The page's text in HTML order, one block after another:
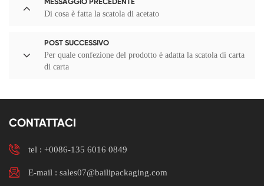
MESSAGGIO PRECEDENTE
Di cosa è fatta la scatola di acetato
POST SUCCESSIVO
Per quale confezione del prodotto è adatta la scatola di carta
di carta
CONTATTACI
tel : +0086-135 6016 0849
E-mail : sales07@bailipackaging.com